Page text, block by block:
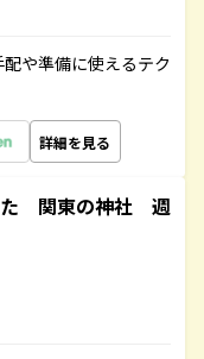
や準備に使えるテク
詳細を見る
た 関東の神社 週